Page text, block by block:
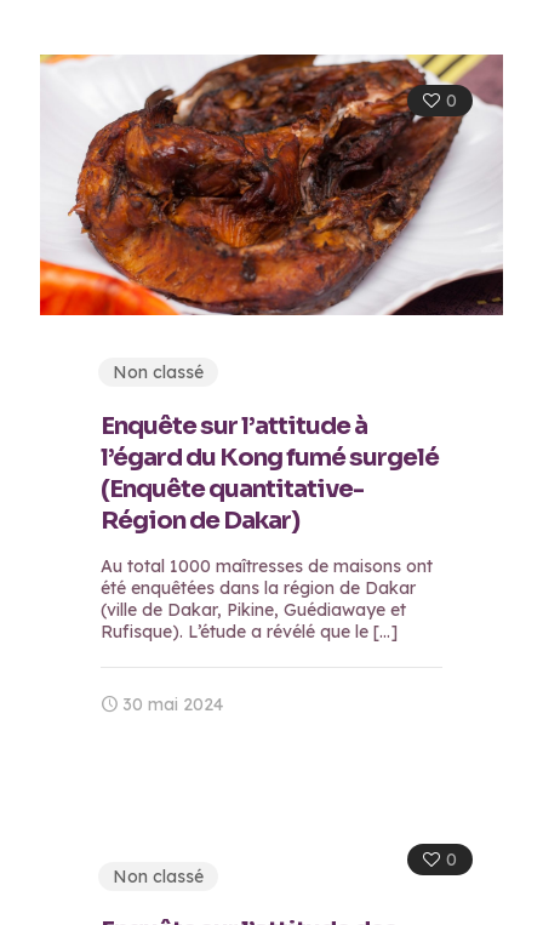
0
Non classé
Enquête sur l’attitude à
l’égard du Kong fumé surgelé
(Enquête quantitative-
Région de Dakar)
Au total 1000 maîtresses de maisons ont
été enquêtées dans la région de Dakar
(ville de Dakar, Pikine, Guédiawaye et
Rufisque). L’étude a révélé que le […]
30 mai 2024
0
Non classé